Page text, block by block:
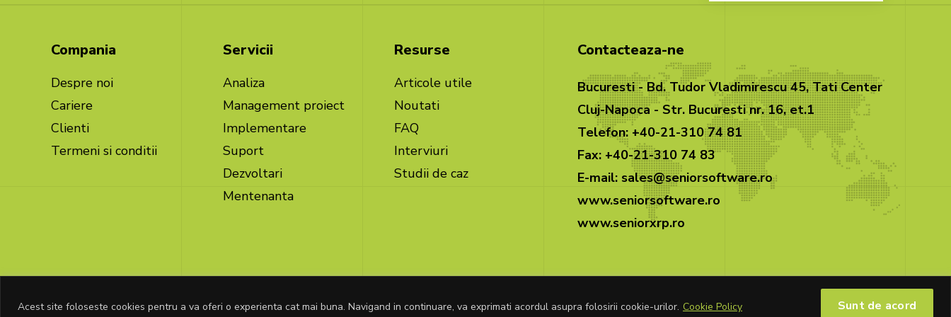
Acest site foloseste cookies pentru a va oferi o experienta cat mai buna. Navigand in continuare, va exprimati acordul asupra folosirii cookie-urilor. Cookie Policy Sunt de acord
Compania
Despre noi
Cariere
Clienti
Termeni si conditii
Servicii
Analiza
Management proiect
Implementare
Suport
Dezvoltari
Mentenanta
Resurse
Articole utile
Noutati
FAQ
Interviuri
Studii de caz
Contacteaza-ne
Bucuresti - Bd. Tudor Vladimirescu 45, Tati Center
Cluj-Napoca - Str. Bucuresti nr. 16, et.1
Telefon: +40-21-310 74 81
Fax: +40-21-310 74 83
E-mail: sales@seniorsoftware.ro
www.seniorsoftware.ro
www.seniorxrp.ro
© Copyright Senior Software 2026. Toate drepturile rezervate.